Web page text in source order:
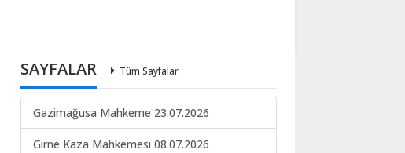
SAYFALAR Tüm Sayfalar
Gazimağusa Mahkeme 23.07.2026
Girne Kaza Mahkemesi 08.07.2026